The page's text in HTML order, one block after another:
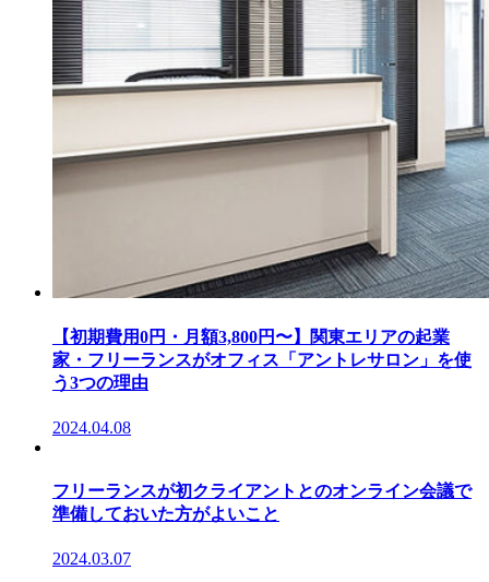
【初期費用0円・月額3,800円〜】関東エリアの起業
家・フリーランスがオフィス「アントレサロン」を使
う3つの理由
2024.04.08
フリーランスが初クライアントとのオンライン会議で
準備しておいた方がよいこと
2024.03.07